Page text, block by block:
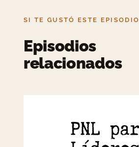
SI TE GUSTÓ ESTE EPISODIO
Episodios
relacionados